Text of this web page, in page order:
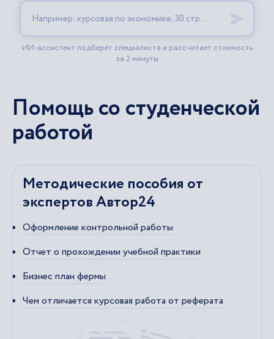
Помощь со студенческой
работой
Методические пособия от
экспертов Автор24
Оформление контрольной работы
Отчет о прохождении учебной практики
Бизнес план фермы
Чем отличается курсовая работа от реферата